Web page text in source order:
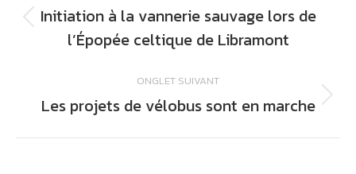
commentaire
Onglet
précédent
Initiation à la vannerie sauvage lors de
l’Épopée celtique de Libramont
ONGLET SUIVANT
Onglet
Les projets de vélobus sont en marche